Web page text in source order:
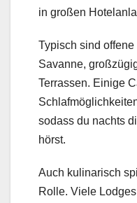
in großen
Typisch sind
Savanne,
Terrassen. Einige
sodass du nachts
hörst.
Auch kulinarisch
Rolle. Viele